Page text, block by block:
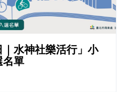
｜水神社樂活行」小
名單